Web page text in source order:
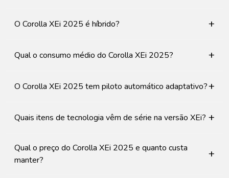
O Corolla XEi 2025 é híbrido? +
Qual o consumo médio do Corolla XEi 2025? +
O Corolla XEi 2025 tem piloto automático adaptativo?+
Quais itens de tecnologia vêm de série na versão XEi? +
Qual o preço do Corolla XEi 2025 e quanto custa
manter?
+